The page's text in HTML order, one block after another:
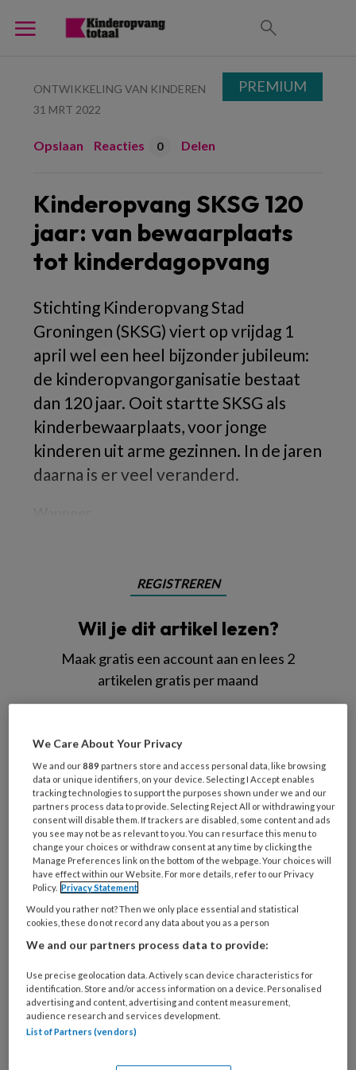
ONTWIKKELING VAN KINDEREN
31 MRT 2022
Opslaan Reacties 0 Delen
Kinderopvang SKSG 120
jaar: van bewaarplaats
tot kinderdagopvang
Stichting Kinderopvang Stad
Groningen (SKSG) viert op vrijdag 1
april wel een heel bijzonder jubileum:
de kinderopvangorganisatie bestaat
dan 120 jaar. Ooit startte SKSG als
kinderbewaarplaats, voor jonge
kinderen uit arme gezinnen. In de jaren
daarna is er veel veranderd.
REGISTREREN
Wil je dit artikel lezen?
Maak gratis een account aan en lees 2
artikelen gratis per maand
Wat
is
je
e-
mailadres?
* *
Kies
je
wachtwoord* *
Kies
je
functie *
welke
organisatie
werk
je?
Untitled
Ontvang 2x per week de
PREMIUM
We Care About Your Privacy
We and our889 partners store and access personal data, like browsing
data or unique identifiers, on your device. Selecting I Accept enables
tracking technologies to support the purposes shown under we and our
partners process data to provide. Selecting Reject All or withdrawing your
consent will disable them. If trackers are disabled, some content and ads
you see may not be as relevant to you. You can resurface this menu to
change your choices or withdraw consent at any time by clicking the
Manage Preferences link on the bottom of the webpage. Your choices will
have effect within our Website. For more details, refer to our Privacy
Policy. Privacy Statement
Would you rather not? Then we only place essential and statistical
cookies, these do not record any data about you as a person
We and our partners process data to provide:
Use precise geolocation data. Actively scan device characteristics for
identification. Store and/or access information on a device. Personalised
advertising and content, advertising and content measurement,
audience research and services development.
List of Partners (vendors)